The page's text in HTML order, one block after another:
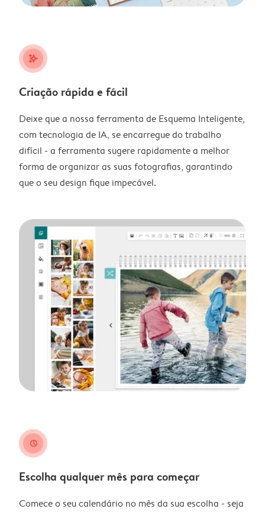
stars_plus
Criação rápida e fácil
Deixe que a nossa ferramenta de Esquema Inteligente,
com tecnologia de IA, se encarregue do trabalho
difícil - a ferramenta sugere rapidamente a melhor
forma de organizar as suas fotografias, garantindo
que o seu design fique impecável.
clock
Escolha qualquer mês para começar
Comece o seu calendário no mês da sua escolha - seja